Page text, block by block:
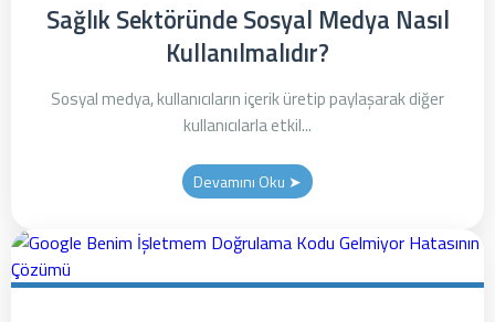
Sağlık Sektöründe Sosyal Medya Nasıl
Kullanılmalıdır?
Sosyal medya, kullanıcıların içerik üretip paylaşarak diğer
kullanıcılarla etkil...
Devamını Oku ➤